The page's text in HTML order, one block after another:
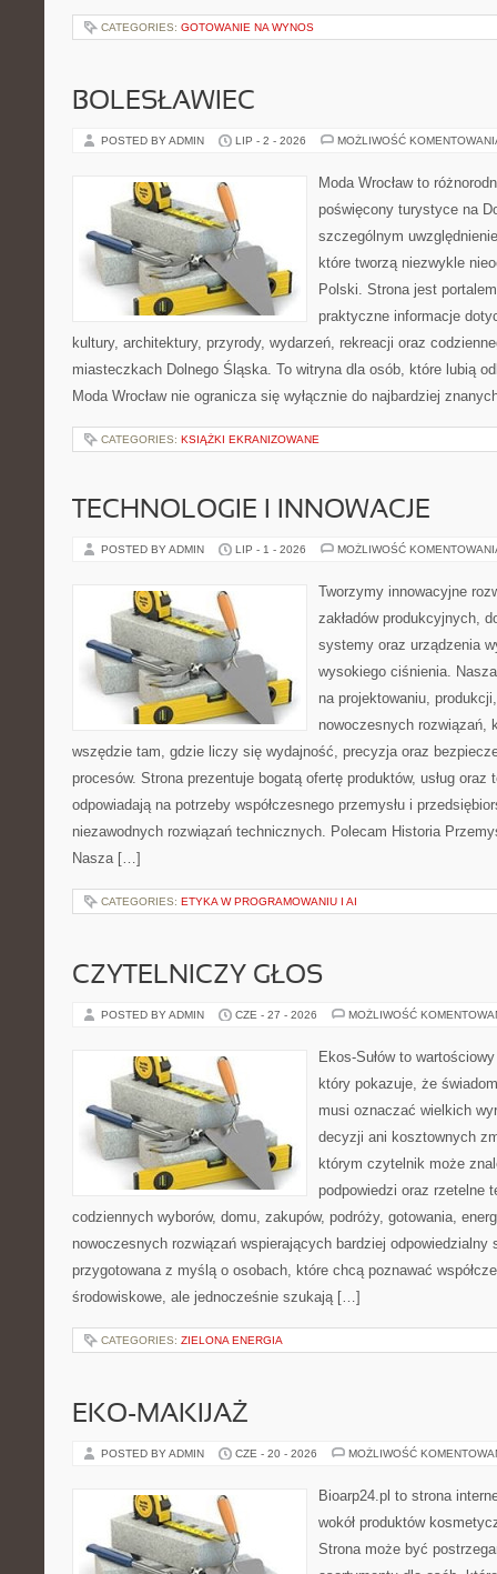
CATEGORIES: GOTOWANIE NA WYNOS
BOLESŁAWIEC
POSTED BY ADMIN LIP - 2 - 2026 MOŻLIWOŚĆ
Moda Wrocław to
poświęcony turystyce na
szczególnym
które tworzą niezwykle
Polski. Strona jest
praktyczne informacje
kultury, architektury, przyrody, wydarzeń, rekreacji oraz
miasteczkach Dolnego Śląska. To witryna dla osób, które lubią
Moda Wrocław nie ogranicza się wyłącznie do najbardziej
CATEGORIES: KSIĄŻKI EKRANIZOWANE
TECHNOLOGIE I INNOWACJE
POSTED BY ADMIN LIP - 1 - 2026 MOŻLIWOŚĆ
Tworzymy innowacyjne
zakładów produkcyjnych,
systemy oraz urządzenia
wysokiego ciśnienia.
na projektowaniu,
nowoczesnych rozwiązań,
wszędzie tam, gdzie liczy się wydajność, precyzja oraz
procesów. Strona prezentuje bogatą ofertę produktów, usług oraz
odpowiadają na potrzeby współczesnego przemysłu i
niezawodnych rozwiązań technicznych. Polecam Historia
Nasza […]
CATEGORIES: ETYKA W PROGRAMOWANIU I AI
CZYTELNICZY GŁOS
POSTED BY ADMIN CZE - 27 - 2026 MOŻLIWOŚĆ
Ekos-Sułów to
który pokazuje, że
musi oznaczać wielkich
decyzji ani kosztownych
którym czytelnik może
podpowiedzi oraz rzetelne
codziennych wyborów, domu, zakupów, podróży, gotowania,
nowoczesnych rozwiązań wspierających bardziej odpowiedzialny
przygotowana z myślą o osobach, które chcą poznawać
środowiskowe, ale jednocześnie szukają […]
CATEGORIES: ZIELONA ENERGIA
EKO-MAKIJAŻ
POSTED BY ADMIN CZE - 20 - 2026 MOŻLIWOŚĆ
Bioarp24.pl to strona
wokół produktów
Strona może być